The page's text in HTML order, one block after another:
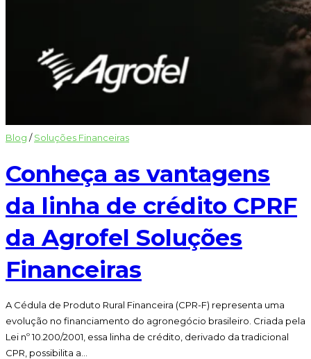
Blog /Soluções Financeiras
Conheça as vantagens
da linha de crédito CPRF
da Agrofel Soluções
Financeiras
A Cédula de Produto Rural Financeira (CPR-F) representa uma
evolução no financiamento do agronegócio brasileiro. Criada pela
Lei nº 10.200/2001, essa linha de crédito, derivado da tradicional
CPR, possibilita a…